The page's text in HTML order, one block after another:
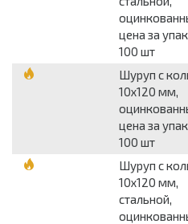
цена за
100 шт
Шуруп с
10х120 мм,
цена за
100 шт
Шуруп с
10х120 мм,
стальной,